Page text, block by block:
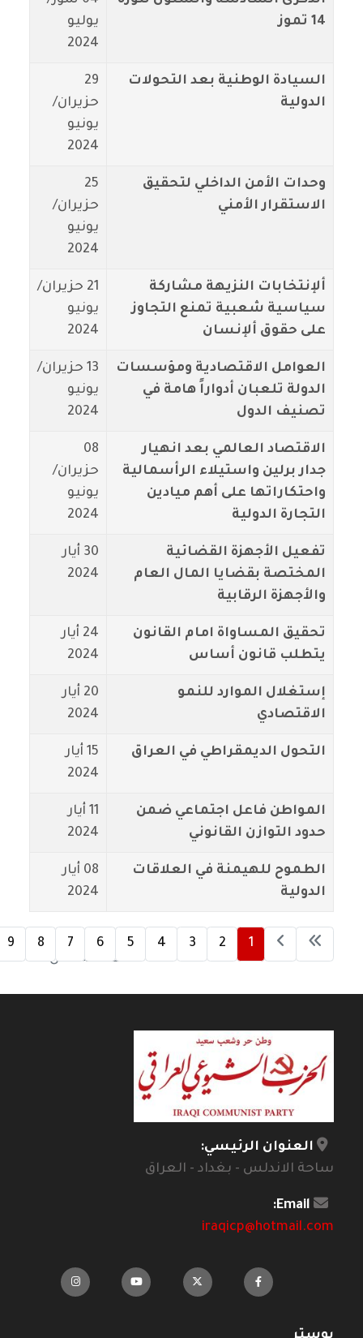
14 تموز
يوليو
2024
السيادة الوطنية بعد التحولات
الدولية
29
حزيران/
يونيو
2024
وحدات الأمن الداخلي لتحقيق
الاستقرار الأمني
25
حزيران/
يونيو
2024
ألإنتخابات النزيهة مشاركة
سياسية شعبية تمنع التجاوز
على حقوق ألإنسان
21 حزيران/
يونيو
2024
العوامل الاقتصادية ومؤسسات
الدولة تلعبان أدواراً هامة في
تصنيف الدول
13 حزيران/
يونيو
2024
الاقتصاد العالمي بعد انهيار
جدار برلين واستيلاء الرأسمالية
واحتكاراتها على أهم ميادين
التجارة الدولية
08
حزيران/
يونيو
2024
تفعيل الأجهزة القضائية
المختصة بقضايا المال العام
والأجهزة الرقابية
30 أيار
2024
تحقيق المساواة امام القانون
يتطلب قانون أساس
24 أيار
2024
إستغلال الموارد للنمو
الاقتصادي
20 أيار
2024
التحول الديمقراطي في العراق
15 أيار
2024
المواطن فاعل اجتماعي ضمن
حدود التوازن القانوني
11 أيار
2024
الطموح للهيمنة في العلاقات
الدولية
08 أيار
2024
الصفحة 1 من 11
1
2
3
4
5
6
7
8
9
العنوان الرئيسي:
ساحة الاندلس - بغداد - العراق
Email:
iraqicp@hotmail.com